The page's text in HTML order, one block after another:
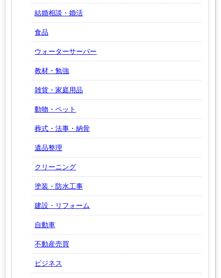
結婚相談・婚活
食品
ウォーターサーバー
教材・勉強
雑貨・家庭用品
動物・ペット
葬式・法事・納骨
遺品整理
クリーニング
塗装・防水工事
建設・リフォーム
自動車
不動産売買
ビジネス